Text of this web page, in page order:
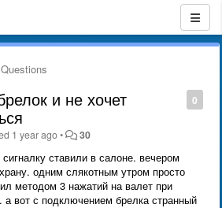
Questions
0
и не хочет
1 year ago• 30
ставили в салоне. вечером
одним слякотным утром просто
методом 3 нажатий на валет при
а вот с подключением брелка странный